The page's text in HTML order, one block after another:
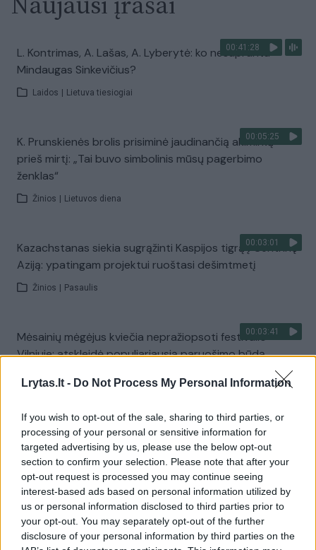
Lrytas.lt - Do Not Process My Personal Information
If you wish to opt-out of the sale, sharing to third parties, or
processing of your personal or sensitive information for
targeted advertising by us, please use the below opt-out
section to confirm your selection. Please note that after your
opt-out request is processed you may continue seeing
interest-based ads based on personal information utilized by
us or personal information disclosed to third parties prior to
your opt-out. You may separately opt-out of the further
disclosure of your personal information by third parties on the
00:41:28
L. Kontrimas, A. Lašas, A. Lyberytė: ko nesupranta
Mindaugas Sinkevičius?
Laidos Lietuva tiesiogiai
00:05:25
K. Prunskienės brolis prisiminė jaudinančią akimirką
prieš mirtį: „Tai buvo simbolinis mūsų pagerbimo
ženklas“
Žinios Lietuvos diena
00:03:01
Kazachstanas siekia sugrąžinti Kaspijos tigrą į Centrinę
Aziją: ypatingam projektui ruoštasi dešimtmetį
Žinios Pasaulis
00:03:41
Mėsainių mėgėjus kviečia nepražiopsoti festivalio
Vilniuje: atskleidė populiariausią paruošimo būdą
Žinios | Lietuvos diena
Visi įrašai
Žiūrimiausi įrašai
00:00:49
Pateikė daugiau detalių apie iš tėvų paimtus šešis